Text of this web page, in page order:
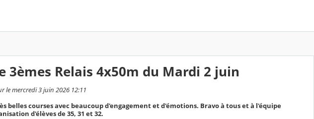
3èmes Relais 4x50m du Mardi 2 juin
le mercredi 3 juin 2026 12:11
belles courses avec beaucoup d'engagement et d'émotions. Bravo à tous et à l'équipe
d'élèves de 35, 31 et 32.